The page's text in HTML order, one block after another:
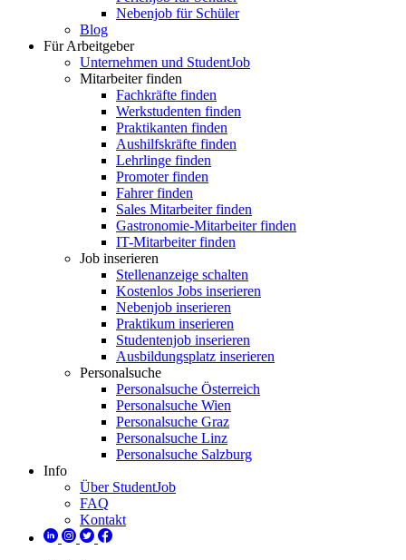
Nebenjob für Schüler
Blog
Für Arbeitgeber
Unternehmen und StudentJob
Mitarbeiter finden
Fachkräfte finden
Werkstudenten finden
Praktikanten finden
Aushilfskräfte finden
Lehrlinge finden
Promoter finden
Fahrer finden
Sales Mitarbeiter finden
Gastronomie-Mitarbeiter finden
IT-Mitarbeiter finden
Job inserieren
Stellenanzeige schalten
Kostenlos Jobs inserieren
Nebenjob inserieren
Praktikum inserieren
Studentenjob inserieren
Ausbildungsplatz inserieren
Personalsuche
Personalsuche Österreich
Personalsuche Wien
Personalsuche Graz
Personalsuche Linz
Personalsuche Salzburg
Info
Über StudentJob
FAQ
Kontakt